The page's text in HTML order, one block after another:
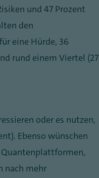
und 47 Prozent
den
eine Hürde, 36
rund einem Viertel (27
oder es nutzen,
Ebenso wünschen
nach mehr